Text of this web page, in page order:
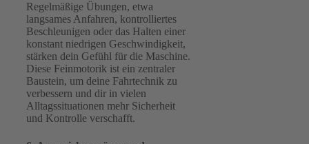
Regelmäßige Übungen, etwa
langsames Anfahren, kontrolliertes
Beschleunigen oder das Halten einer
konstant niedrigen Geschwindigkeit,
stärken dein Gefühl für die Maschine.
Diese Feinmotorik ist ein zentraler
Baustein, um deine Fahrtechnik zu
verbessern und dir in vielen
Alltagssituationen mehr Sicherheit
und Kontrolle verschafft.